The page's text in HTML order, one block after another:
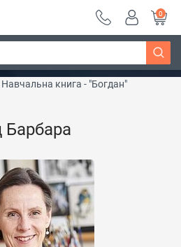
~ 250 грн ~
Дізнатись більше
0
книга - "Богдан"
Барбара